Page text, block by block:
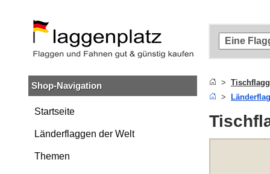
Hauptinhalt
springen
Suche
Zur
Navigation
springen
Shop-Navigation
Startseite
Länderflaggen der Welt
Themen